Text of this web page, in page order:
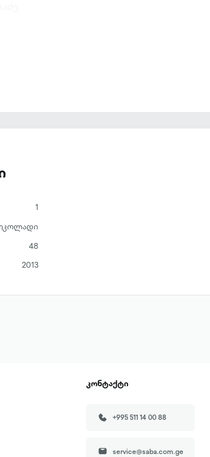
1
48
2013
კონტაქტი
+995 511 14 00 88
service@saba.com.ge